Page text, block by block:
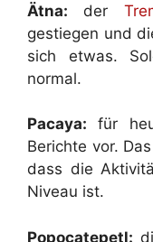
Ätna: der
gestiegen und
sich etwas.
normal.
Pacaya: für
Berichte vor.
dass die
Niveau ist.
Popocatepetl: